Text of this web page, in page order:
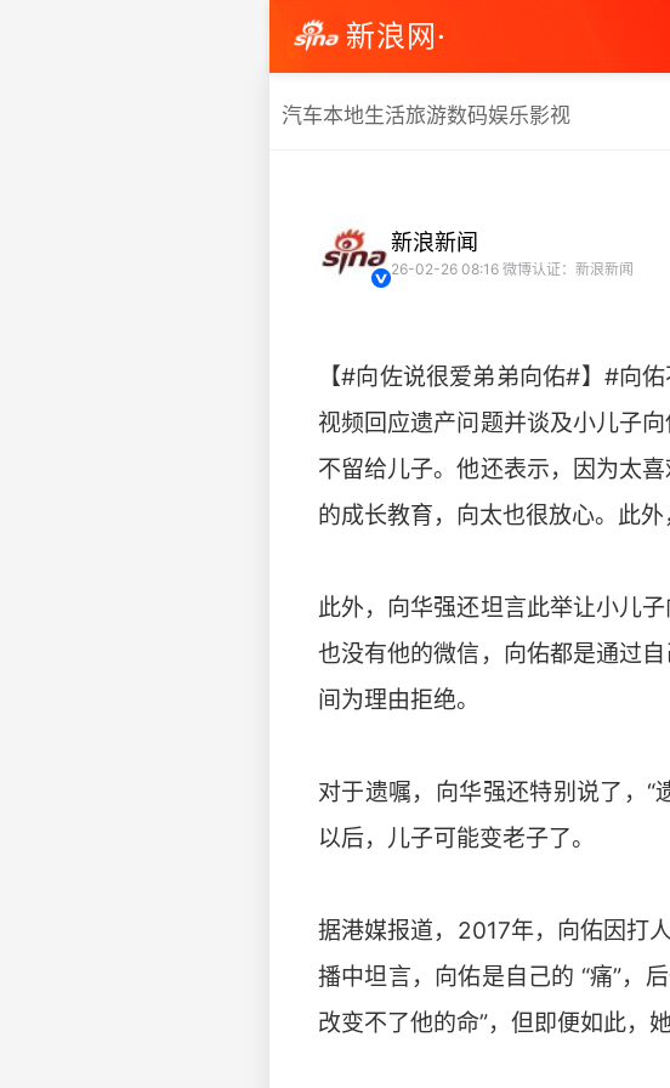
新浪网·
汽车本地生活旅游数码娱乐影视
新浪新闻
26-02-26 08:16 微博认证：新浪新闻
【#向佐说很爱弟弟向佑#】#向
视频回应遗产问题并谈及小儿子
不留给儿子。他还表示，因为太
的成长教育，向太也很放心。此
此外，向华强还坦言此举让小儿
也没有他的微信，向佑都是通过
间为理由拒绝。
对于遗嘱，向华强还特别说了，
以后，儿子可能变老子了。
据港媒报道，2017年，向佑因打
播中坦言，向佑是自己的 “痛”，
改变不了他的命”，但即便如此，